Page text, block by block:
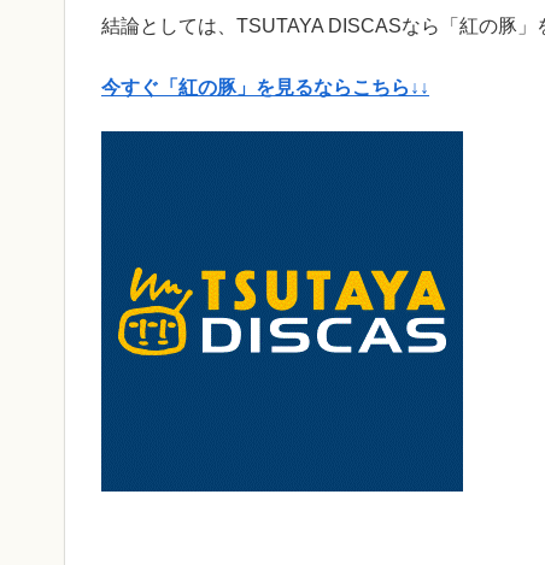
結論としては、TSUTAYA DISCASなら「紅の豚
今すぐ「紅の豚」を見るならこちら↓↓